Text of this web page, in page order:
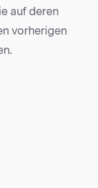
auf deren
vorherigen